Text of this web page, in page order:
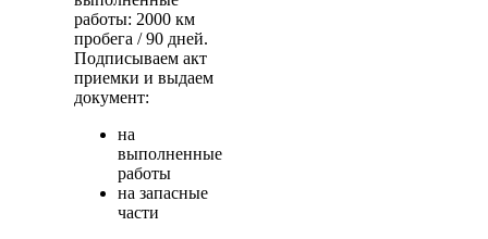
работы: 2000 км
пробега / 90 дней.
Подписываем акт
приемки и выдаем
документ:
на
выполненные
работы
на запасные
части